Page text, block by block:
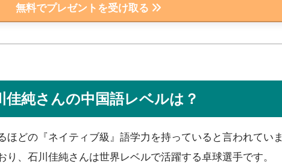
無料でプレゼントを受け取る
佳純さんの中国語レベルは？
ほどの『ネイティブ級』語学力を持っていると言われていま
り、石川佳純さんは世界レベルで活躍する卓球選手です。